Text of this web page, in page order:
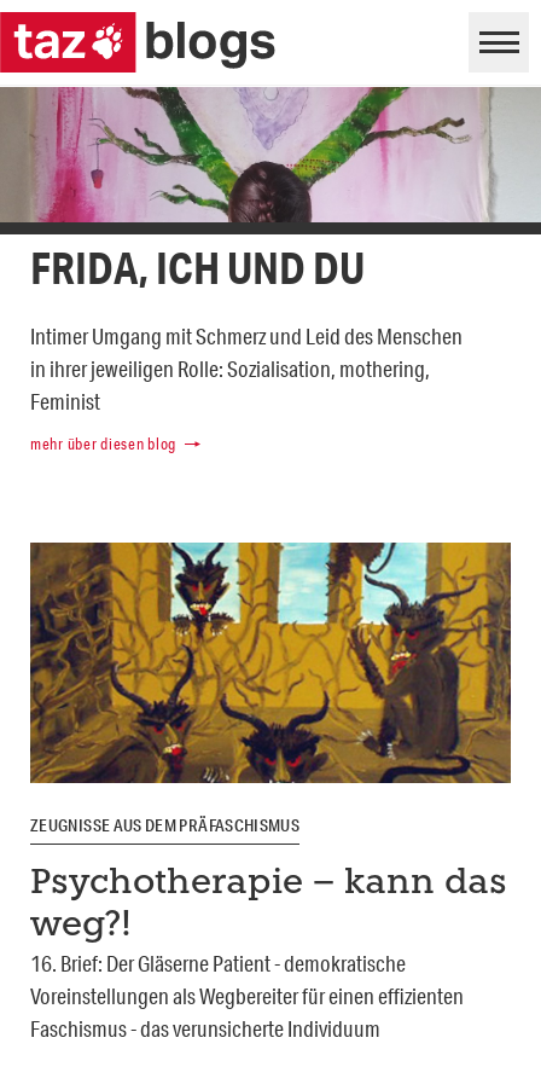
FRIDA, ICH UND DU
Intimer Umgang mit Schmerz und Leid des Menschen
in ihrer jeweiligen Rolle: Sozialisation, mothering,
Feminist
mehr über diesen blog
ZEUGNISSE AUS DEM PRÄFASCHISMUS
Psychotherapie – kann das
weg?!
16. Brief: Der Gläserne Patient - demokratische
Voreinstellungen als Wegbereiter für einen effizienten
Faschismus - das verunsicherte Individuum